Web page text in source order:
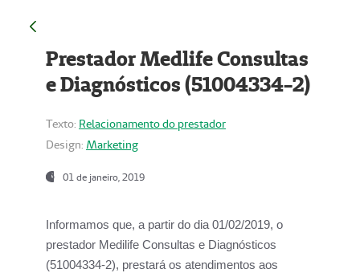
Prestador Medlife Consultas
e Diagnósticos (51004334-2)
Texto: Relacionamento do prestador
Design: Marketing
01 de janeiro, 2019
Informamos que, a partir do dia 01/02/2019, o
prestador Medilife Consultas e Diagnósticos
(51004334-2), prestará os atendimentos aos